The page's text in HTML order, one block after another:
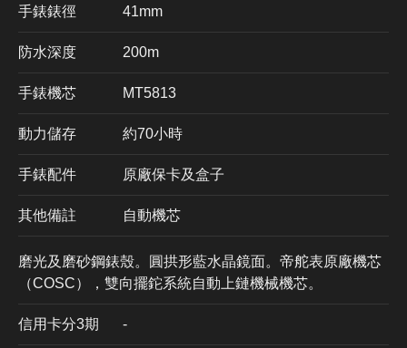
手錶錶徑 41mm
防水深度 200m
手錶機芯 ​MT5813
動力儲存 約70小時
手錶配件 原廠保卡及盒子
其他備註 自動機芯
磨光及磨砂鋼錶殼。圓拱形藍水晶鏡面。帝舵表原廠機芯
（COSC），雙向擺鉈系統自動上鏈機械機芯。
信用卡分3期 ​-